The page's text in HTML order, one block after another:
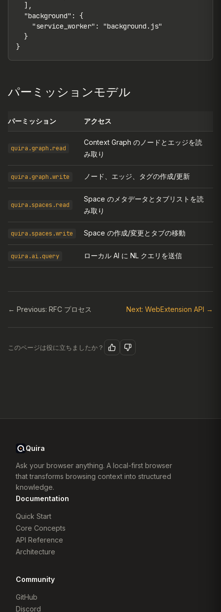
  ],
  "background": {
    "service_worker": "background.js"
  }
}
パーミッションモデル
パーミッション アクセス
quira.graph.read
Context Graph のノードとエッジを読
み取り
quira.graph.write ノード、エッジ、タグの作成/更新
quira.spaces.read
Space のメタデータとタブリストを読
み取り
quira.spaces.write Space の作成/変更とタブの移動
quira.ai.query ローカル AI に NL クエリを送信
← Previous: RFC プロセス Next: WebExtension API →
このページは役に立ちましたか？
Quira
Ask your browser anything. A local-first browser
that transforms browsing context into structured
knowledge.
Documentation
Quick Start
Core Concepts
API Reference
Architecture
Community
GitHub
Discord